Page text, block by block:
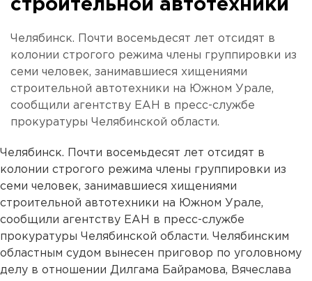
строительной автотехники
Челябинск. Почти восемьдесят лет отсидят в
колонии строгого режима члены группировки из
семи человек, занимавшиеся хищениями
строительной автотехники на Южном Урале,
сообщили агентству ЕАН в пресс-службе
прокуратуры Челябинской области.
Челябинск. Почти восемьдесят лет отсидят в
колонии строгого режима члены группировки из
семи человек, занимавшиеся хищениями
строительной автотехники на Южном Урале,
сообщили агентству ЕАН в пресс-службе
прокуратуры Челябинской области. Челябинским
областным судом вынесен приговор по уголовному
делу в отношении Дилгама Байрамова, Вячеслава